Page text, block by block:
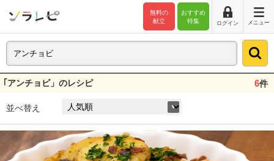
おすすめ
特集
無料の
献立
ログイン メニュー
｢アンチョビ」のレシピ 6件
並べ替え